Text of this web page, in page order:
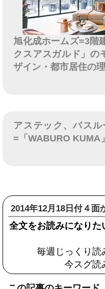
旭化成ホームズ=3階
クスアスガルド」の
ザイン・都市居住の
アステック、バス
=「WABURO KUMA
2014年12月18日付４面
全文をお読みになり
毎週じっくり読
今スグ読